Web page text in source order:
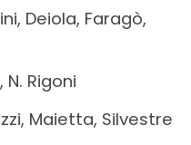
Deiola, Faragò,
Rigoni
Maietta, Silvestre